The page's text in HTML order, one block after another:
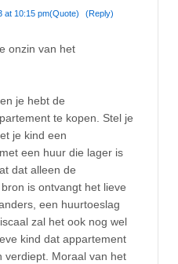
at 10:15 pm(Quote) (Reply)
onzin van het
je hebt de
te kopen. Stel je
je kind een
een huur die lager is
dat alleen de
is ontvangt het lieve
een huurtoeslag
zal het ook nog wel
kind dat appartement
verdiept. Moraal van het